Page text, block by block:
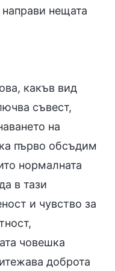
нещата
какъв вид
съвест,
на
първо обсъдим
нормалната
в тази
и чувство за
човешка
доброта